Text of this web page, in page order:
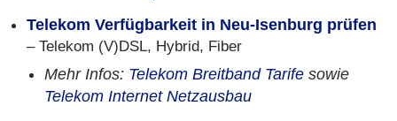
Telekom Verfügbarkeit in Neu-Isenburg prüfen
– Telekom (V)DSL, Hybrid, Fiber
Mehr Infos: Telekom Breitband Tarife sowie
Telekom Internet Netzausbau